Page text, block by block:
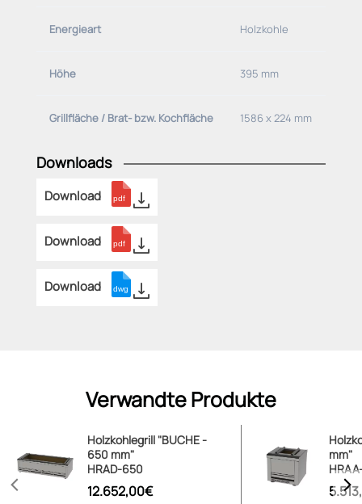
Energieart Holzkohle
Höhe 395 mm
Grillfläche / Brat- bzw. Kochfläche 1586 x 224 mm
Downloads
Download
Download
Download
Verwandte Produkte
Holzkohlegrill "BUCHE -
650 mm"
HRAD-650
12.652,00€
mm"